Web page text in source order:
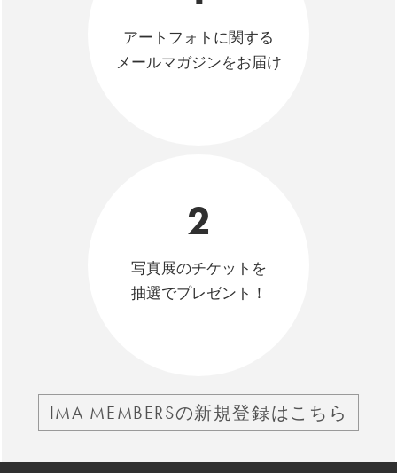
アートフォトに関する
メールマガジンをお届け
2
写真展のチケットを
抽選でプレゼント！
IMA MEMBERSの新規登録はこちら